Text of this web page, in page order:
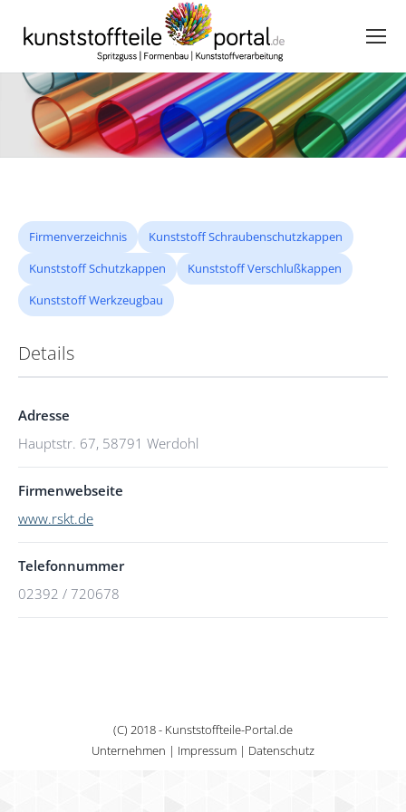
Firmenverzeichnis
Kunststoff Schraubenschutzkappen
Kunststoff Schutzkappen
Kunststoff Verschlußkappen
Kunststoff Werkzeugbau
Details
Adresse
Hauptstr. 67, 58791 Werdohl
Firmenwebseite
www.rskt.de
Telefonnummer
02392 / 720678
(C) 2018 - Kunststoffteile-Portal.de
Unternehmen | Impressum | Datenschutz